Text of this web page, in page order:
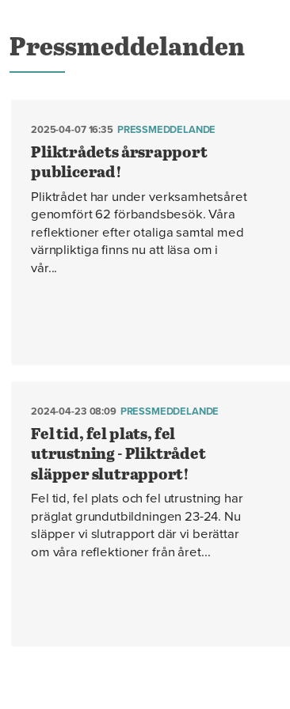
Pressmeddelanden
2025-04-07 16:35 PRESSMEDDELANDE
Pliktrådets årsrapport
publicerad!
Pliktrådet har under verksamhetsåret
genomfört 62 förbandsbesök. Våra
reflektioner efter otaliga samtal med
värnpliktiga finns nu att läsa om i
vår...
2024-04-23 08:09 PRESSMEDDELANDE
Fel tid, fel plats, fel
utrustning - Pliktrådet
släpper slutrapport!
Fel tid, fel plats och fel utrustning har
präglat grundutbildningen 23-24. Nu
släpper vi slutrapport där vi berättar
om våra reflektioner från året...